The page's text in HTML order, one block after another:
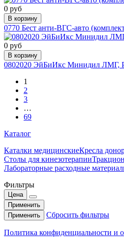
0 руб
В корзину
0770 Бест анти-ВГС-авто
0 руб
В корзину
0802020 ЭйБиИкс Минидил ЛМГ,
1
2
3
…
69
Каталог
Каталки медицинскиеКресла
Столы для кинезотерапии
Лабораторные расходные
Фильтры
Цена
Применить
Применить
Сбросить фильтры
Политика конфиденциальности и